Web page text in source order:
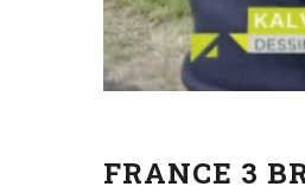
FRANCE 3